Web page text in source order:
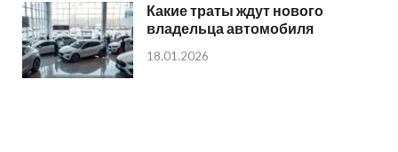
Какие траты ждут нового
владельца автомобиля
18.01.2026